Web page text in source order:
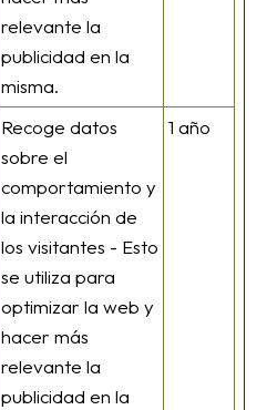
relevante la
publicidad en la
misma.
Recoge datos
sobre el
comportamiento y
la interacción de
los visitantes - Esto
se utiliza para
optimizar la web y
hacer más
relevante la
publicidad en la
1 año